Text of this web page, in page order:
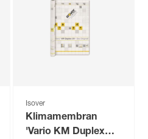
Isover
Klimamembran
'Vario KM Duplex